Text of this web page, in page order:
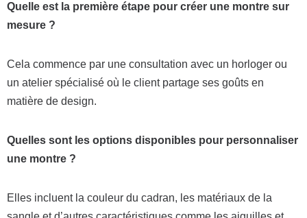
Quelle est la première étape pour créer une montre sur
mesure ?
Cela commence par une consultation avec un horloger ou
un atelier spécialisé où le client partage ses goûts en
matière de design.
Quelles sont les options disponibles pour personnaliser
une montre ?
Elles incluent la couleur du cadran, les matériaux de la